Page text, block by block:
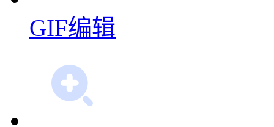
GIF编辑